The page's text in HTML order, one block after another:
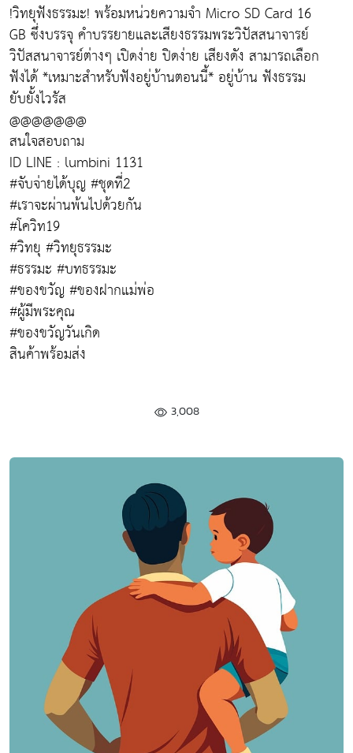
!วิทยุฟังธรรมะ! พร้อมหน่วยความจำ Micro SD Card 16
GB ซึ่งบรรจุ คำบรรยายและเสียงธรรมพระวิปัสสนาจารย์
วิปัสสนาจารย์ต่างๆ เปิดง่าย ปิดง่าย เสียงดัง สามารถเลือก
ฟังได้ *เหมาะสำหรับฟังอยู่บ้านตอนนี้* อยู่บ้าน ฟังธรรม
ยับยั้งไวรัส
@@@@@@@
สนใจสอบถาม
ID LINE : lumbini 1131
#จับจ่ายได้บุญ #ชุดที่2
#เราจะผ่านพ้นไปด้วยกัน
#โควิท19
#วิทยุ #วิทยุธรรมะ
#ธรรมะ #บทธรรมะ
#ของขวัญ #ของฝากแม่พ่อ
#ผู้มีพระคุณ
#ของขวัญวันเกิด
สินค้าพร้อมส่ง
3,008